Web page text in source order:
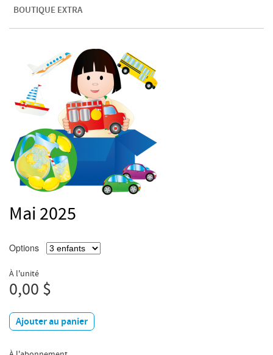
BOUTIQUE EXTRA
Mai 2025
Options
À l'unité
0,00 $
Ajouter au panier